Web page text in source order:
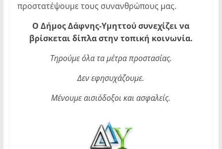
προστατέψουμε τους συνανθρώπους μας.
Ο Δήμος Δάφνης-Υμηττού συνεχίζει να
βρίσκεται δίπλα στην τοπική κοινωνία.
Τηρούμε όλα τα μέτρα προστασίας.
Δεν εφησυχάζουμε.
Μένουμε αισιόδοξοι και ασφαλείς.